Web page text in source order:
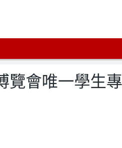
會唯一學生